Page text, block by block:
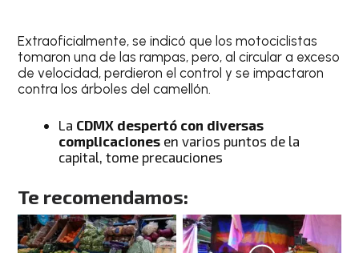
Extraoficialmente, se indicó que los motociclistas
tomaron una de las rampas, pero, al circular a exceso
de velocidad, perdieron el control y se impactaron
contra los árboles del camellón.
La CDMX despertó con diversas
complicaciones en varios puntos de la
capital, tome precauciones
Te recomendamos: